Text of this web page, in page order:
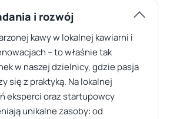
i rozwój
kawy w lokalnej kawiarni i
– to właśnie tak
w naszej dzielnicy, gdzie pasja
się z praktyką. Na lokalnej
eksperci oraz startupowcy
unikalne zasoby: od